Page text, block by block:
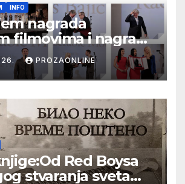
INFO
nagrada
filmovima i nagrade
Lifka“ Radošu
zatvoren 33.
filma Palić
PROZAONLINE
Red Boysa
stvaranja sveta